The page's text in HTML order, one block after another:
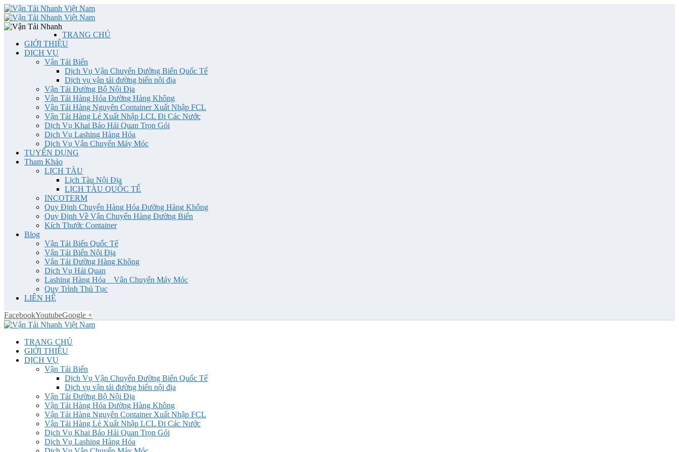
TRANG CHỦ
GIỚI THIỆU
DỊCH VỤ
Vận Tải Biển
Dịch Vụ Vận Chuyển Đường Biển Quốc Tế
Dịch vụ vận tải đường biển nội địa
Vận Tải Đường Bộ Nội Địa
Vận Tải Hàng Hóa Đường Hàng Không
Vận Tải Hàng Nguyên Container Xuất Nhập FCL
Vận Tải Hàng Lẻ Xuất Nhập LCL Đi Các Nước
Dịch Vụ Khai Báo Hải Quan Trọn Gói
Dịch Vụ Lashing Hàng Hóa
Dịch Vụ Vận Chuyển Máy Móc
TUYỂN DỤNG
Tham Khảo
LỊCH TÀU
Lịch Tàu Nội Địa
LỊCH TÀU QUỐC TẾ
INCOTERM
Quy Định Chuyển Hàng Hóa Đường Hàng Không
Quy Định Về Vận Chuyển Hàng Đường Biển
Kích Thước Container
Blog
Vận Tải Biển Quốc Tế
Vận Tải Biển Nội Địa
Vận Tải Đường Hàng Không
Dịch Vụ Hải Quan
Lashing Hàng Hóa _ Vận Chuyển Máy Móc
Quy Trình Thủ Tục
LIÊN HỆ
FacebookYoutubeGoogle +
TRANG CHỦ
GIỚI THIỆU
DỊCH VỤ
Vận Tải Biển
Dịch Vụ Vận Chuyển Đường Biển Quốc Tế
Dịch vụ vận tải đường biển nội địa
Vận Tải Đường Bộ Nội Địa
Vận Tải Hàng Hóa Đường Hàng Không
Vận Tải Hàng Nguyên Container Xuất Nhập FCL
Vận Tải Hàng Lẻ Xuất Nhập LCL Đi Các Nước
Dịch Vụ Khai Báo Hải Quan Trọn Gói
Dịch Vụ Lashing Hàng Hóa